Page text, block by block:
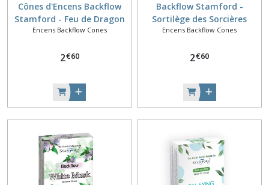
Cônes d'Encens Backflow
Stamford - Feu de Dragon
Encens Backflow Cones
2€60
Backflow Stamford -
Sortilège des Sorcières
Encens Backflow Cones
2€60